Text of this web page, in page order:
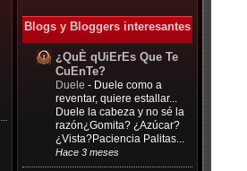
Blogs y Bloggers interesantes
¿QuÈ qUiErEs Que Te
CuEnTe?
Duele - Duele como a
reventar, quiere estallar...
Duele la cabeza y no sé la
razón¿Gomita? ¿Azúcar?
¿Vista?Paciencia Palitas...
Hace 3 meses